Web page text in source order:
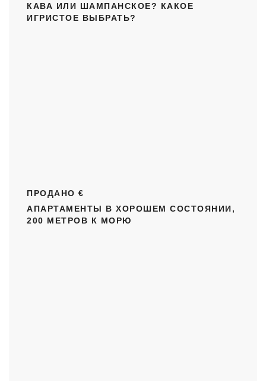
КАВА ИЛИ ШАМПАНСКОЕ? КАКОЕ
ИГРИСТОЕ ВЫБРАТЬ?
ПРОДАНО €
АПАРТАМЕНТЫ В ХОРОШЕМ СОСТОЯНИИ,
200 МЕТРОВ К МОРЮ